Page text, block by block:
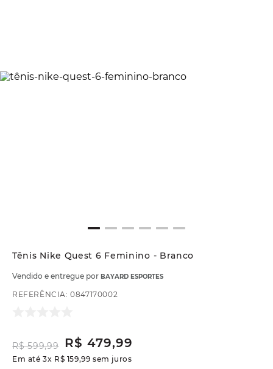
Tênis Nike Quest 6 Feminino - Branco
Vendido e entregue por BAYARD ESPORTES
REFERÊNCIA:0847170002
R$ 599,99 R$ 479,99
Em até3x R$ 159,99 sem juros